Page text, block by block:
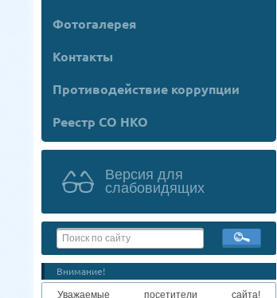
Фотогалерея
Контакты
Противодействие коррупции
Реестр СО НКО
Версия для
слабовидящих
Внимание!
Уважаемые посетители сайта!